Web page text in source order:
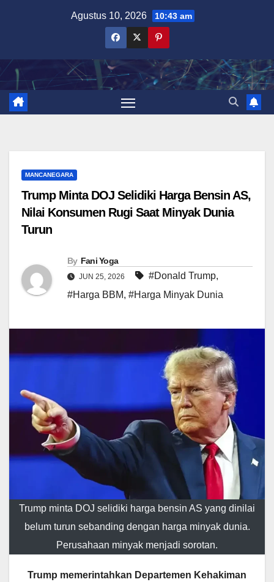
Agustus 10, 2026 10:43 am
MANCANEGARA
Trump Minta DOJ Selidiki Harga Bensin AS,
Nilai Konsumen Rugi Saat Minyak Dunia
Turun
By Fani Yoga
JUN 25, 2026 #Donald Trump,
#Harga BBM, #Harga Minyak Dunia
Trump minta DOJ selidiki harga bensin AS yang dinilai
belum turun sebanding dengan harga minyak dunia.
Perusahaan minyak menjadi sorotan.
Trump memerintahkan Departemen Kehakiman